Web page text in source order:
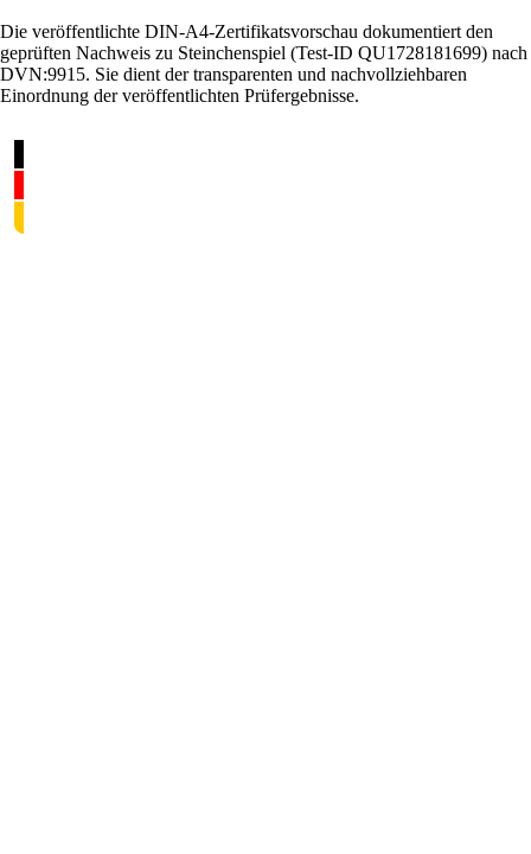
Die veröffentlichte DIN-A4-Zertifikatsvorschau dokumentiert den
geprüften Nachweis zu Steinchenspiel (Test-ID QU1728181699) nach
DVN:9915. Sie dient der transparenten und nachvollziehbaren
Einordnung der veröffentlichten Prüfergebnisse.